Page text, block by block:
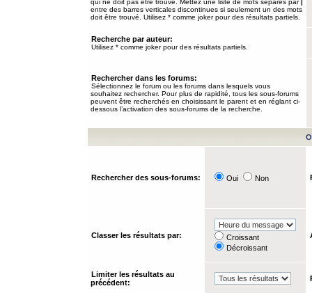
qui ne doit pas être trouvé. Mettez une liste de mots séparés par|
entre des barres verticales discontinues si seulement un des mots
doit être trouvé. Utilisez * comme joker pour des résultats partiels.
Recherche par auteur:
Utilisez * comme joker pour des résultats partiels.
Rechercher dans les forums:
Sélectionnez le forum ou les forums dans lesquels vous
souhaitez rechercher. Pour plus de rapidité, tous les sous-forums
peuvent être recherchés en choisissant le parent et en réglant ci-
dessous l’activation des sous-forums de la recherche.
Rechercher des sous-forums: Oui Non
Classer les résultats par:
Croissant
Décroissant
Limiter les résultats au
précédent: